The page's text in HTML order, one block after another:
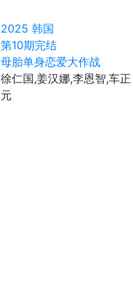
2025 韩国
第10期完结
母胎单身恋爱大作战
徐仁国,姜汉娜,李恩智,车正
元